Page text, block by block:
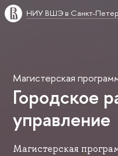
НИУ ВШЭ в Санкт-
Магистерская
Городское
управление
Магистерская